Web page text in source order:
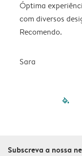
Óptima
com diversos
Recomendo.
Sara
Subscreva a nossa